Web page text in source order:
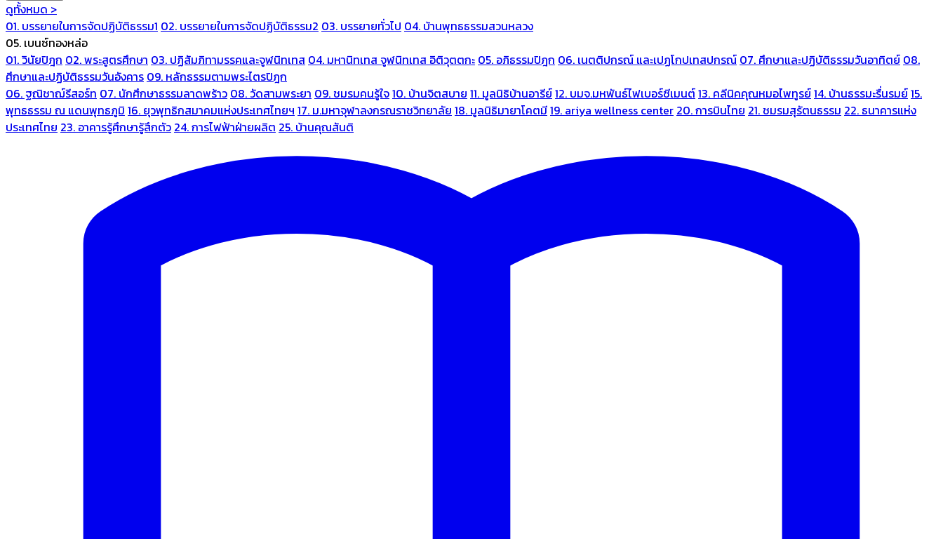
ดูทั้งหมด >
01. บรรยายในการจัดปฏิบัติธรรม1 02. บรรยายในการจัดปฏิบัติธรรม2 03. บรรยายทั่วไป 04. บ้านพุทธธรรมสวนหลวง
05. เบนซ์ทองหล่อ
01. วินัยปิฎก 02. พระสูตรศึกษา 03. ปฏิสัมภิทามรรคและจูฬนิทเทส 04. มหานิทเทส จูฬนิทเทส อิติวุตตกะ 05. อภิธรรมปิฎก 06. เนตติปกรณ์ และเปฏโกปเทสปกรณ์ 07. ศึกษาและปฏิบัติธรรมวันอาทิตย์ 08.
ศึกษาและปฏิบัติธรรมวันอังคาร 09. หลักธรรมตามพระไตรปิฎก
06. ฐณิชาฌ์รีสอร์ท 07. นักศึกษาธรรมลาดพร้าว 08. วัดสามพระยา 09. ชมรมคนรู้ใจ10. บ้านจิตสบาย 11. มูลนิธิบ้านอารีย์12. บมจ.มหพันธ์ไฟเบอร์ซีเมนต์13. คลีนิคคุณหมอไพทูรย์14. บ้านธรรมะรื่นรมย์15.
พุทธธรรม ณ แดนพุทธภูมิ 16. ยุวพุทธิกสมาคมแห่งประเทศไทยฯ 17. ม.มหาจุฬาลงกรณราชวิทยาลัย 18. มูลนิธิมายาโคตมี19. ariya wellness center 20. การบินไทย 21. ชมรมสุรัตนธรรม 22. ธนาคารแห่ง
ประเทศไทย 23. อาคารรู้ศึกษารู้สึกตัว 24. การไฟฟ้าฝ่ายผลิต 25. บ้านคุณสันติ